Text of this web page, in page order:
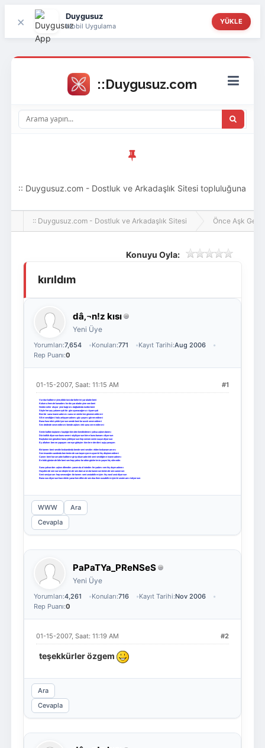
× Duygusuz
Mobil Uygulama
YÜKLE
Giriş Yap
:: Duygusuz.com - Dostluk ve Arkadaşlık Sitesi topluluğuna
hoş geldin ziyaretçi! Aramıza katılmak istersen kayıt
:: Duygusuz.com - Dostluk ve Arkadaşlık Sitesi Önce Aşk Gelir
Konuyu Oyla:
kırıldım
dâ‚¬n!z kısı
Yeni Üye
Yorumları:7,654 Konuları:771 Kayıt Tarihi:Aug 2006
Rep Puanı:0
#1
01-15-2007, Saat: 11:15 AM
Vurdun kalbime yine,öldürücü darbelerini yaraladın beni
Kolumu hemde kanadımı kırdın yaraladın yine sen beni
Neden neler oluyor yine bağrımı dağladında üzdün beni
Söyle herşey yalanmıydı bir gün uyanacağımız rüyamıydı
Ben bir sana inanmadımmı sana ve sözlerine güvenmedimmi
SEni sevdiğimi hala anlayamadınmı göz yaşımı göremedinmi
Bana hasretini çektiriyorsun sende beni bırazcık sevmedinmi
Sev dedinde sevmedimmi bende aşkımı tek sana vermedimmi
Senin kalbin taştanmı kaçtığın kimden kendindenmi yoksa aşkımdanmı
Dürüstlük diyorsun bunu senmi söylüyorsun kime bunu banamı diyorsun
Başkalarının günahını bana yüklüyorsun hep sensin senin suçun diyorsun
Ey allahım ben ne yapayım nereye gideyim kimlere derdimi açip yanayım
Birtanem beni sevdin kıskandında bende seni sevdim elden kıskanamammı
Sen insandın candında ben tenimde can taşımıyormuyumki hiç düşünmedinmi
Canım beni korumadın kalbime girip okumadın tek seni sevdiğime inanmadınmı
En kötü günümde bile beni sen hep yalnız bıraktın gözlerimin yaşını hiç silmedin
Sana yalvardım aşkını dilendim yanımda ol istedim feryadımı sen hiç duymadınmı
Hayalimde sen varsın düşlerimde sen damarımda kanımsın tenimde sen canımsın
Seni seviyorum hep seveceğim birtanem seni unutabilirmiyim hiç nasıl unut diyorsun
Bana sus diyorsun hasretinle yanarken dilimde sen dua iken susabilirmiyimki unutmamı istiyorsun
WWW
Ara
Cevapla
PaPaTYa_PReNSeS
Yeni Üye
Yorumları:4,261 Konuları:716 Kayıt Tarihi:Nov 2006
Rep Puanı:0
#2
01-15-2007, Saat: 11:19 AM
teşekkürler özgem
Ara
Cevapla